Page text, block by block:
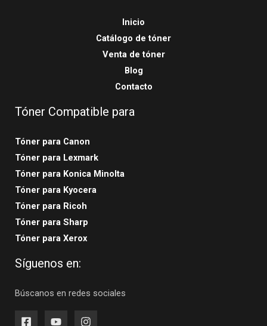
Inicio
Catálogo de tóner
Venta de tóner
Blog
Contacto
Tóner Compatible para
Tóner para Canon
Tóner para Lexmark
Tóner para Konica Minolta
Tóner para Kyocera
Tóner para Ricoh
Tóner para Sharp
Tóner para Xerox
Síguenos en:
Búscanos en redes sociales